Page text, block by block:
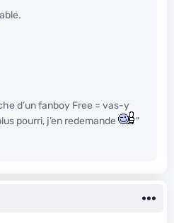
d’un fanboy Free = vas-y
pourri, j’en redemande
"